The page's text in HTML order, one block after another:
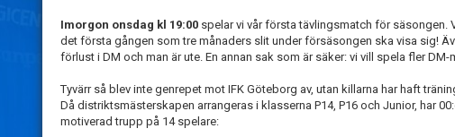
Imorgon onsdag kl 19:00 spelar vi vår första tävlingsmatch för säsongen.
det första gången som tre månaders slit under försäsongen ska visa sig!
förlust i DM och man är ute. En annan sak som är säker: vi vill spela fler DM-
Tyvärr så blev inte genrepet mot IFK Göteborg av, utan killarna har haft
Då distriktsmästerskapen arrangeras i klasserna P14, P16 och Junior, har
motiverad trupp på 14 spelare: